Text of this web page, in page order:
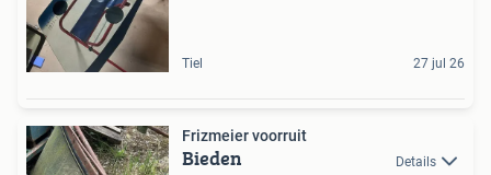
Tiel 27 jul 26
Frizmeier voorruit
Bieden Details